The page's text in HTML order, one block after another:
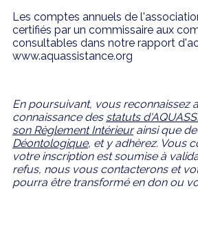
Les comptes annuels de
certifiés par un commissaire aux
consultables dans notre rapport
www.aquassistance.org
En poursuivant, vous reconnaissez
connaissance des statuts
son Règlement Intérieurainsi que
Déontologique, et y adhèrez. Vous
votre inscription est soumise à
refus, nous vous contacterons et
pourra être transformé en don ou